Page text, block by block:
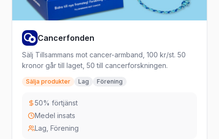
Cancerfonden
Sälj Tillsammans mot cancer-armband, 100 kr/st. 50
kronor går till laget, 50 till cancerforskningen.
Sälja produkter Lag Förening
50% förtjänst
Medel insats
Lag, Förening